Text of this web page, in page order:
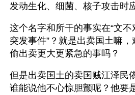
发动生化、细菌、核子攻击时
这个名字和所干的事实在“文不
突发事件”？就是出卖国土嘛
偷出卖更大更紧急的事吗？
但是出卖国土的卖国贼江泽民
谁能说他不心惊胆颤呢？他要